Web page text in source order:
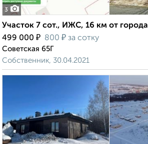
3
Участок 7 сот., ИЖС, 16 км от города
499 000 ₽ 800 ₽ за сотку
Советская 65Г
Собственник, 30.04.2021